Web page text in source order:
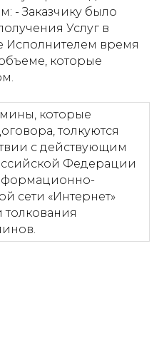
- Заказчику было
Услуг в
Исполнителем время
которые
которые
толкуются
с действующим
Федерации
сети «Интернет»